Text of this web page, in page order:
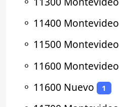
⚬ 11400 Montevideo
⚬ 11500 Montevideo
⚬ 11600 Montevideo
⚬ 11600 Nuevo 1